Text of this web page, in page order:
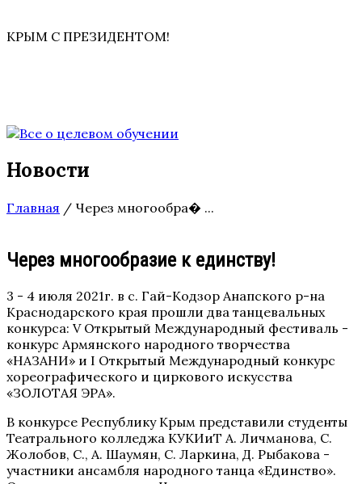
КРЫМ С ПРЕЗИДЕНТОМ!
Новости
Главная / Через многообра� ...
Через многообразие к единству!
3 - 4 июля 2021г. в с. Гай-Кодзор Анапского р-на
Краснодарского края прошли два танцевальных
конкурса: V Открытый Международный фестиваль -
конкурс Армянского народного творчества
«НАЗАНИ» и I Открытый Международный конкурс
хореографического и циркового искусства
«ЗОЛОТАЯ ЭРА».
В конкурсе Республику Крым представили студенты
Театрального колледжа КУКИиТ А. Личманова, С.
Жолобов, С., А. Шаумян, С. Ларкина, Д. Рыбакова -
участники ансамбля народного танца «Единство».